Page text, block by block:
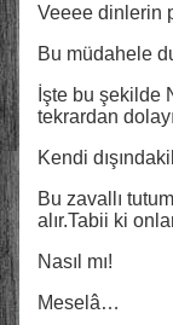
Veeee dinlerin
Bu müdahele
İşte bu şekilde
tekrardan
Kendi
Bu zavallı
alır.Tabii ki
Nasıl mı!
Meselâ…